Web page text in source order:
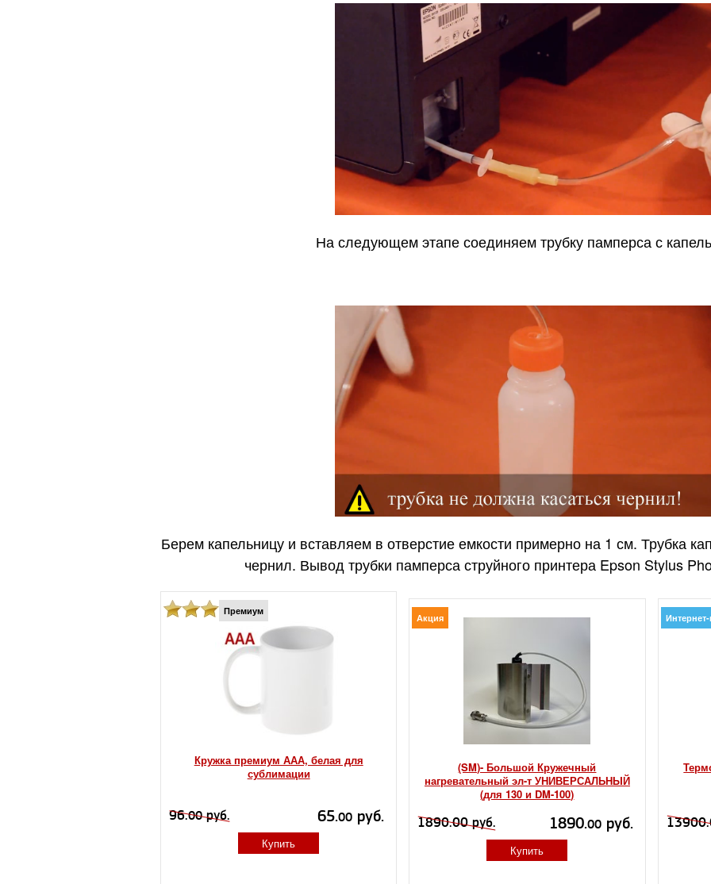
На следующем этапе соединяем трубку памперса с
Берем капельницу и вставляем в отверстие емкости примерно на 1 см. Трубка
чернил. Вывод трубки памперса струйного принтера Epson Stylus
Кружка премиум ААА, белая для
сублимации
Премиум
96.00руб. 65.00 руб.
Купить
(SM)- Большой Кружечный
нагревательный эл-т УНИВЕРСАЛЬНЫЙ
(для 130 и DM-100)
Акция
1890.00 руб. 1890.00руб.
Купить